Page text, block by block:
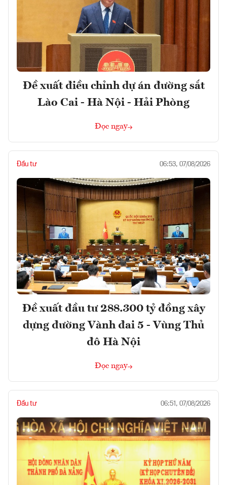
Đề xuất điều chỉnh dự án đường sắt
Lào Cai - Hà Nội - Hải Phòng
Đọc ngay
Đầu tư 06:53, 07/08/2026
Đề xuất đầu tư 288.300 tỷ đồng xây
dựng đường Vành đai 5 - Vùng Thủ
đô Hà Nội
Đọc ngay
Đầu tư 06:51, 07/08/2026